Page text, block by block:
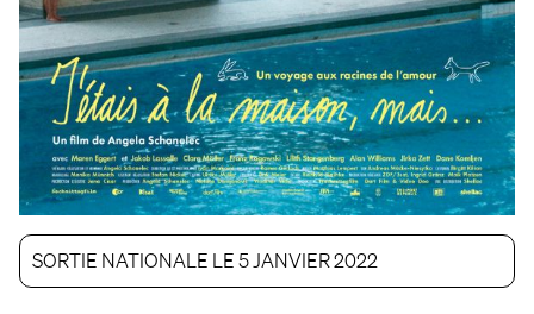
SORTIE NATIONALE LE 5 JANVIER 2022